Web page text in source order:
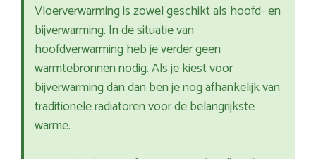
Vloerverwarming is zowel geschikt als hoofd- en
bijverwarming. In de situatie van
hoofdverwarming heb je verder geen
warmtebronnen nodig. Als je kiest voor
bijverwarming dan dan ben je nog afhankelijk van
traditionele radiatoren voor de belangrijkste
warme.